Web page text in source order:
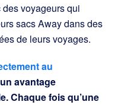
des voyageurs qui
sacs Away dans des
de leurs voyages.
au
avantage
Chaque fois qu’une